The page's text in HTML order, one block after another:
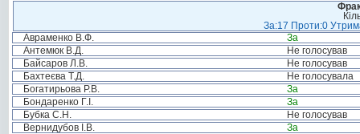
За:17 Проти:0
Авраменко В.Ф.
За
Антемюк В.Д.
Не голосував
Байсаров Л.В.
Не голосував
Бахтеєва Т.Д.
Не голосувала
Богатирьова Р.В.
За
Бондаренко Г.І.
За
Бубка С.Н.
Не голосував
Вернидубов І.В.
За